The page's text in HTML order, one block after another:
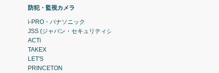
防犯・監視カメラ
i-PRO・パナソニック
JSS (ジャパン・セキュリティシステム)
ACTi
TAKEX
LET'S
PRINCETON